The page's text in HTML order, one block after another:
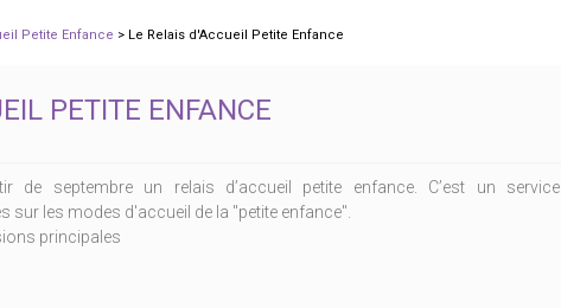
Petite Enfance > Le Relais d'Accueil Petite Enfance
PETITE ENFANCE
de septembre un relais d’accueil petite enfance. C’est un service
sur les modes d'accueil de la "petite enfance".
principales